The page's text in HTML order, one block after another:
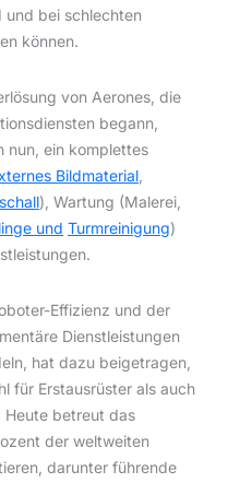
und bei schlechten
können.
von Aerones, die
begann,
nun, ein komplettes
Bildmaterial,
), Wartung (Malerei,
und Turmreinigung)
Effizienz und der
Dienstleistungen
hat dazu beigetragen,
für Erstausrüster als auch
betreut das
der weltweiten
darunter führende